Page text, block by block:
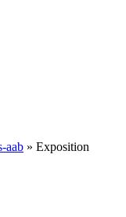
aab » Exposition